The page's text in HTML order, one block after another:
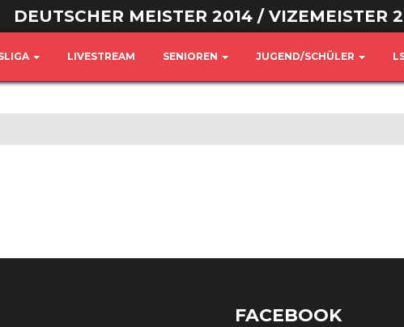
DEUTSCHER MEISTER 2014 / VIZEMEISTER
LIVESTREAM SENIOREN JUGEND/SCHÜLER
FACEBOOK